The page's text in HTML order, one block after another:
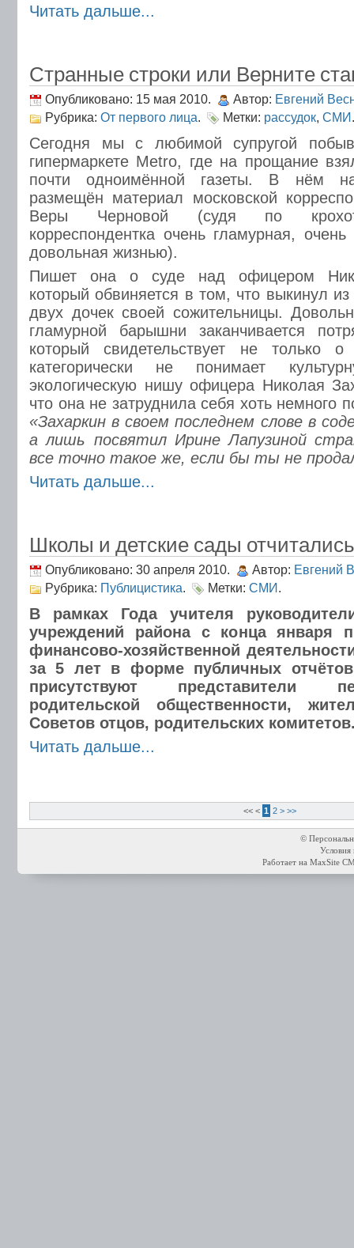
Читать дальше...
Странные строки или Верните
Опубликовано: 15 мая 2010. Автор: Евгений
Рубрика: От первого лица. Метки: рассудок, СМИ.
Сегодня мы с любимой супругой
гипермаркете Metro, где на прощание
почти одноимённой газеты. В нём
размещён материал московской
Веры Черновой (судя по
корреспондентка очень гламурная,
довольная жизнью).
Пишет она о суде над офицером
который обвиняется в том, что выкинул
двух дочек своей сожительницы.
гламурной барышни заканчивается
который свидетельствует не только
категорически не понимает
экологическую нишу офицера Николая
что она не затруднила себя хоть немного
«Захаркин в своем последнем слове в
а лишь посвятил Ирине Лапузиной
все точно такое же, если бы ты не
Читать дальше...
Школы и детские сады отчитались
Опубликовано: 30 апреля 2010. Автор: Евгений
Рубрика: Публицистика. Метки: СМИ.
В рамках Года учителя
учреждений района с конца января
финансово-хозяйственной
за 5 лет в форме публичных
присутствуют представители
родительской общественности,
Советов отцов, родительских
Читать дальше...
<< < 1 2 > >>
©
Условия
Работает на MaxSite